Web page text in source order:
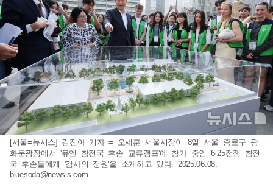
[서울=뉴시스] 김진아 기자 = 오세훈 서울시장이 8일 서울 종로구 광
화문광장에서 '유엔 참전국 후손 교류캠프'에 참가 중인 6·25전쟁 참전
국 후손들에게 '감사의 정원'을 소개하고 있다. 2025.06.08.
bluesoda@newsis.com